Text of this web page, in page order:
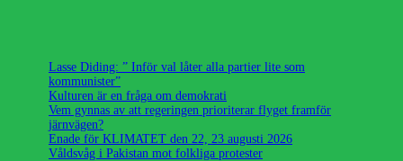
Lasse Diding: ” Inför val låter alla partier lite som
kommunister”
Kulturen är en fråga om demokrati
Vem gynnas av att regeringen prioriterar flyget framför
järnvägen?
Enade för KLIMATET den 22, 23 augusti 2026
Våldsvåg i Pakistan mot folkliga protester